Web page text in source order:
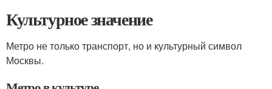
Культурное значение
Метро не только транспорт, но и культурный символ
Москвы.